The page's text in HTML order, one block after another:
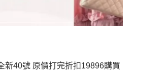
新40號 原價打完折扣19896購買